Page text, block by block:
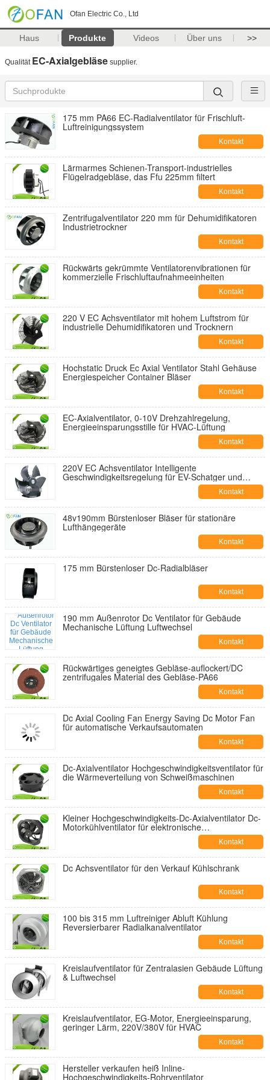
Ofan Electric Co., Ltd
Haus Produkte Videos Über uns >>
Qualität EC-Axialgebläse supplier.
175 mm PA66 EC-Radialventilator für Frischluft-
Luftreinigungssystem
Kontakt
Lärmarmes Schienen-Transport-industrielles
Flügelradgebläse, das Ffu 225mm filtert
Kontakt
Zentrifugalventilator 220 mm für Dehumidifikatoren
Industrietrockner
Kontakt
Rückwärts gekrümmte Ventilatorenvibrationen für
kommerzielle Frischluftaufnahmeeinheiten
Kontakt
220 V EC Achsventilator mit hohem Luftstrom für
industrielle Dehumidifikatoren und Trocknern
Kontakt
Hochstatic Druck Ec Axial Ventilator Stahl Gehäuse
Energiespeicher Container Bläser
Kontakt
EC-Axialventilator, 0-10V Drehzahlregelung,
Energieeinsparungsstille für HVAC-Lüftung
Kontakt
220V EC Achsventilator Intelligente
Geschwindigkeitsregelung für EV-Schatger und
Kontakt
48v190mm Bürstenloser Bläser für stationäre
Lufthängegeräte
Kontakt
175 mm Bürstenloser Dc-Radialbläser
Kontakt
190 mm Außenrotor Dc Ventilator für Gebäude
Mechanische Lüftung Luftwechsel
Kontakt
Rückwärtiges geneigtes Gebläse-auflockert/DC
zentrifugales Material des Gebläse-PA66
Kontakt
Dc Axial Cooling Fan Energy Saving Dc Motor Fan
für automatische Verkaufsautomaten
Kontakt
Dc-Axialventilator Hochgeschwindigkeitsventilator für
die Wärmeverteilung von Schweißmaschinen
Kontakt
Kleiner Hochgeschwindigkeits-Dc-Axialventilator Dc-
Motorkühlventilator für elektronische
Kontakt
Dc Achsventilator für den Verkauf Kühlschrank
Kontakt
100 bis 315 mm Luftreiniger Abluft Kühlung
Reversierbarer Radialkanalventilator
Kontakt
Kreislaufventilator für Zentralasien Gebäude Lüftung
& Luftwechsel
Kontakt
Kreislaufventilator, EG-Motor, Energieeinsparung,
geringer Lärm, 220V/380V für HVAC
Kontakt
Hersteller verkaufen heiß Inline-
Hochgeschwindigkeits-Rohrventilator